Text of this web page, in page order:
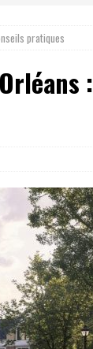
pratiques
: